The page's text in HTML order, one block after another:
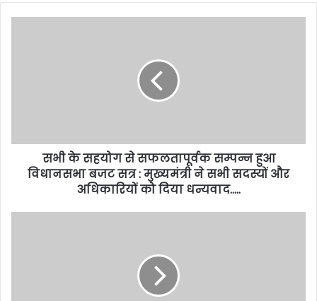
सभी के सहयोग से सफलतापूर्वक सम्पन्न हुआ
विधानसभा बजट सत्र : मुख्यमंत्री ने सभी सदस्यों और
अधिकारियों को दिया धन्यवाद…..